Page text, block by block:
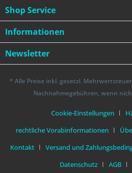
Shop Service
Informationen
Newsletter
* Alle Preise inkl. gesetzl.
Nachnahmegebühren, wenn
Cookie-Einstellungen
rechtliche Vorabinformationen
Kontakt
Versand und
Datenschutz
AGB